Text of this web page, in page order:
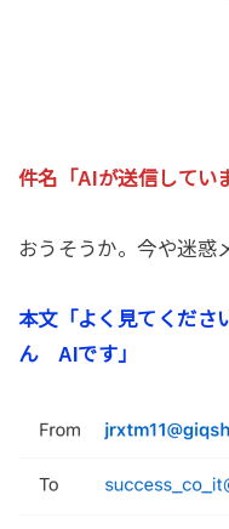
件名「AIが送信してい
おうそうか。今や迷惑
本文「よく見てくだ
ん AIです」